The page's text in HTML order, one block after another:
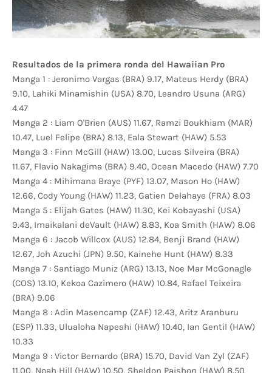
Resultados de la primera ronda del Hawaiian Pro
Manga 1 : Jeronimo Vargas (BRA) 9.17, Mateus Herdy (BRA)
9.10, Lahiki Minamishin (USA) 8.70, Leandro Usuna (ARG)
4.47
Manga 2 : Liam O'Brien (AUS) 11.67, Ramzi Boukhiam (MAR)
10.47, Luel Felipe (BRA) 8.13, Eala Stewart (HAW) 5.53
Manga 3 : Finn McGill (HAW) 13.00, Lucas Silveira (BRA)
11.67, Flavio Nakagima (BRA) 9.40, Ocean Macedo (HAW) 7.70
Manga 4 : Mihimana Braye (PYF) 13.07, Mason Ho (HAW)
12.66, Cody Young (HAW) 11.23, Gatien Delahaye (FRA) 8.03
Manga 5 : Elijah Gates (HAW) 11.30, Kei Kobayashi (USA)
9.43, Imaikalani deVault (HAW) 8.83, Koa Smith (HAW) 8.06
Manga 6 : Jacob Willcox (AUS) 12.84, Benji Brand (HAW)
12.67, Joh Azuchi (JPN) 9.50, Kainehe Hunt (HAW) 8.33
Manga 7 : Santiago Muniz (ARG) 13.13, Noe Mar McGonagle
(COS) 13.10, Kekoa Cazimero (HAW) 10.84, Rafael Teixeira
(BRA) 9.06
Manga 8 : Adin Masencamp (ZAF) 12.43, Aritz Aranburu
(ESP) 11.33, Ulualoha Napeahi (HAW) 10.40, Ian Gentil (HAW)
10.33
Manga 9 : Victor Bernardo (BRA) 15.70, David Van Zyl (ZAF)
11.00, Noah Hill (HAW) 10.50, Sheldon Paishon (HAW) 8.50